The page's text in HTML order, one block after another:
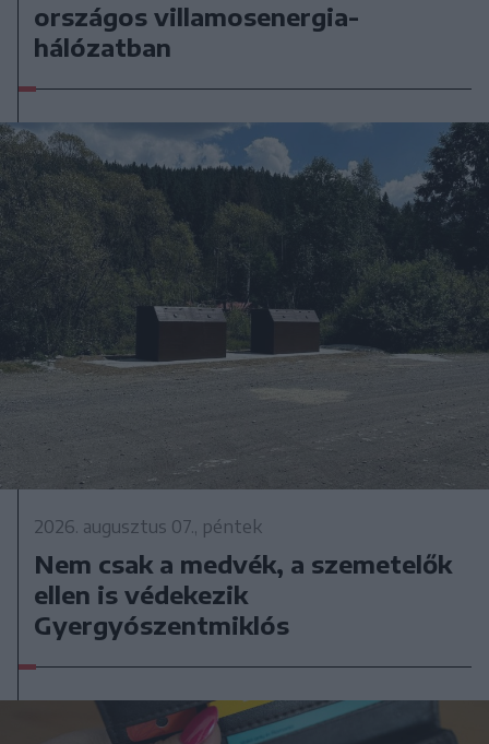
országos villamosenergia-
hálózatban
2026. augusztus 07., péntek
Nem csak a medvék, a szemetelők
ellen is védekezik
Gyergyószentmiklós